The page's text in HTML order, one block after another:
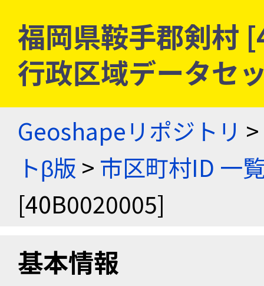
福岡県鞍手郡剣村
行政区域データセ
Geoshapeリポジトリ >
トβ版 > 市区町村ID 一
[40B0020005]
基本情報